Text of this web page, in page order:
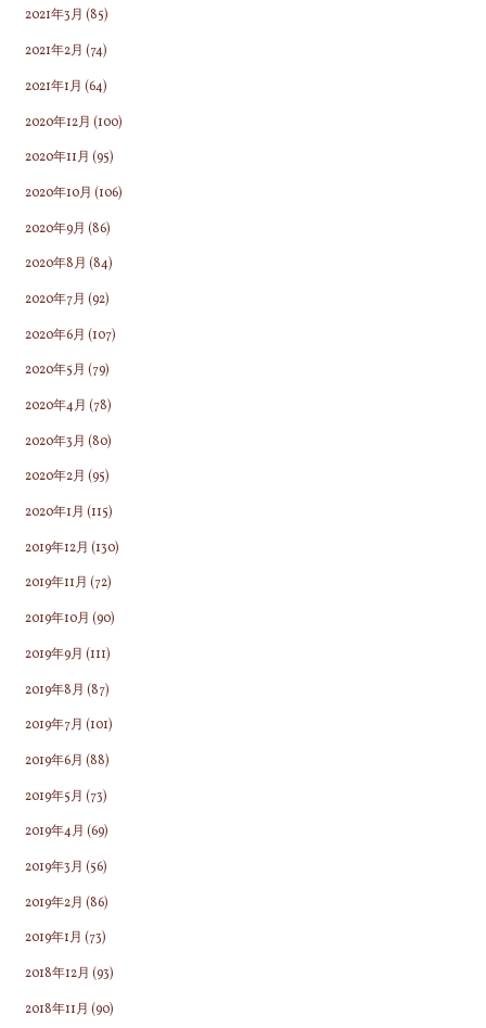
2021年3月 (85)
2021年2月 (74)
2021年1月 (64)
2020年12月 (100)
2020年11月 (95)
2020年10月 (106)
2020年9月 (86)
2020年8月 (84)
2020年7月 (92)
2020年6月 (107)
2020年5月 (79)
2020年4月 (78)
2020年3月 (80)
2020年2月 (95)
2020年1月 (115)
2019年12月 (130)
2019年11月 (72)
2019年10月 (90)
2019年9月 (111)
2019年8月 (87)
2019年7月 (101)
2019年6月 (88)
2019年5月 (73)
2019年4月 (69)
2019年3月 (56)
2019年2月 (86)
2019年1月 (73)
2018年12月 (93)
2018年11月 (90)